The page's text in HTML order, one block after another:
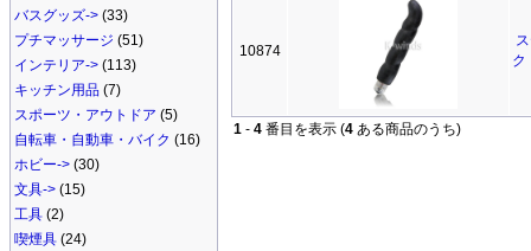
バスグッズ-> (33)
プチマッサージ (51)
インテリア-> (113)
キッチン用品 (7)
スポーツ・アウトドア (5)
自転車・自動車・バイク (16)
ホビー-> (30)
文具-> (15)
工具 (2)
喫煙具 (24)
10874
1 - 4 番目を表示 (4 ある商品のうち)